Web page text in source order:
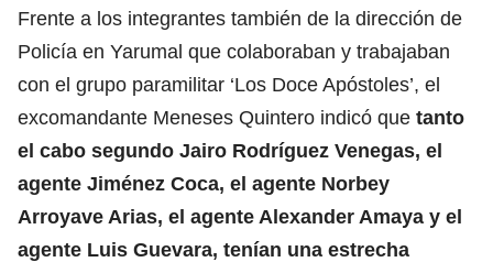
Frente a los integrantes también de la dirección de
Policía en Yarumal que colaboraban y trabajaban
con el grupo paramilitar ‘Los Doce Apóstoles’, el
excomandante Meneses Quintero indicó que tanto
el cabo segundo Jairo Rodríguez Venegas, el
agente Jiménez Coca, el agente Norbey
Arroyave Arias, el agente Alexander Amaya y el
agente Luis Guevara, tenían una estrecha